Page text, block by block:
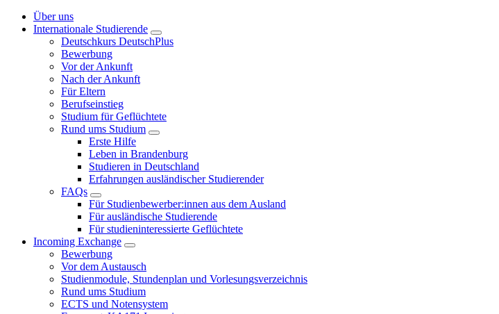
Über uns
Internationale Studierende
Deutschkurs DeutschPlus
Bewerbung
Vor der Ankunft
Nach der Ankunft
Für Eltern
Berufseinstieg
Studium für Geflüchtete
Rund ums Studium
Erste Hilfe
Leben in Brandenburg
Studieren in Deutschland
Erfahrungen ausländischer Studierender
FAQs
Für Studienbewerber:innen aus dem Ausland
Für ausländische Studierende
Für studieninteressierte Geflüchtete
Incoming Exchange
Bewerbung
Vor dem Austausch
Studienmodule, Stundenplan und Vorlesungsverzeichnis
Rund ums Studium
ECTS und Notensystem